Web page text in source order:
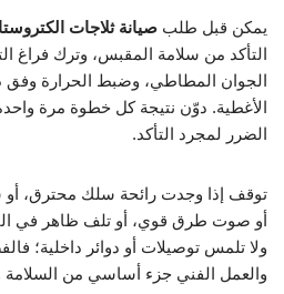
يمكن قبل طلب صيانة ثلاجات
التأكد من سلامة المقبس، وترك فراغ
الجوان المطاطي، وضبط الحرارة وفق
الأغطية. دوّن نتيجة كل خطوة مرة
الضرر لمجرد التأكد.
توقف إذا وجدت رائحة سلك محترق، أو
أو صوت طرق قوي، أو تلف ظاهر في
ولا تلمس توصيلات أو دوائر داخلية؛
والعمل الفني جزء أساسي من